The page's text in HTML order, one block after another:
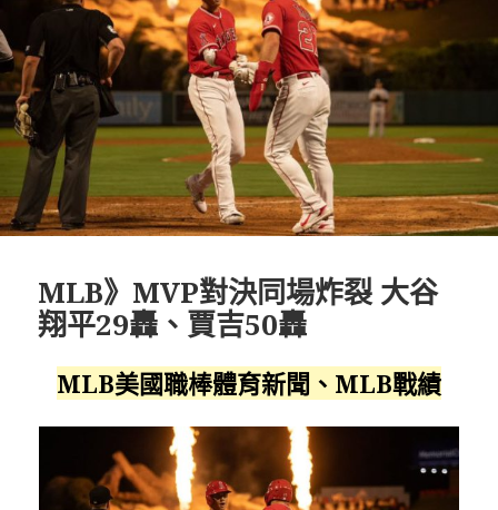
MLB》MVP對決同場炸裂 大谷
翔平29轟、賈吉50轟
MLB美國職棒體育新聞、MLB戰績